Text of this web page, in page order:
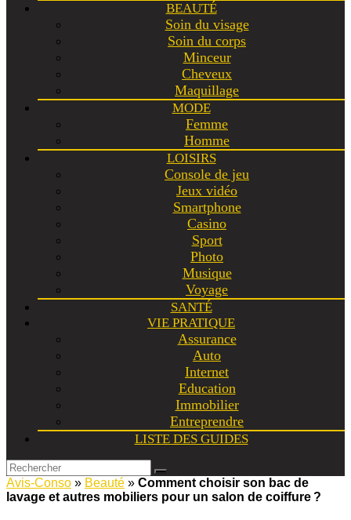
BEAUTÉ
Soin du visage
Soin du corps
Minceur
Cheveux
Maquillage
MODE
Femme
Homme
LOISIRS
Console de jeu
Jeux vidéo
Smartphone
Casino
Sport
Photo
Musique
Voyage
SANTÉ
VIE PRATIQUE
Assurance
Auto
Internet
Education
Immobilier
Entreprendre
LISTE DES GUIDES
Avis-Conso » Beauté » Comment choisir son bac de
lavage et autres mobiliers pour un salon de coiffure ?